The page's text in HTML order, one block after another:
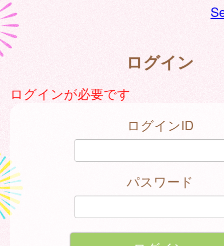
ログイン
ログインが必要です
ログインID
パスワード